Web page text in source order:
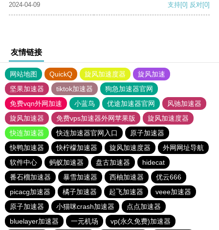
2024-04-09 支持[0] 反对[0]
友情链接
网站地图 QuickQ 旋风加速度器
旋风加速
坚果加速器
tiktok加速器
狗急加速器官网
免费vqn外网加速
小蓝鸟 优途加速器官网
风驰加速器
旋风加速器
免费vps加速器外网苹果版
旋风加速度器
快连加速器
快连加速器官网入口
原子加速器
快鸭加速器
快柠檬加速器 旋风加速度器
外网网址导航
软件中心
蚂蚁加速器 盘古加速器
hidecat
番石榴加速器
暴雪加速器 西柚加速器
优云666
picacg加速器
橘子加速器 起飞加速器
veee加速器
原子加速器
小猫咪crash加速器
点点加速器
bluelayer加速器
一元机场
vp(永久免费)加速器